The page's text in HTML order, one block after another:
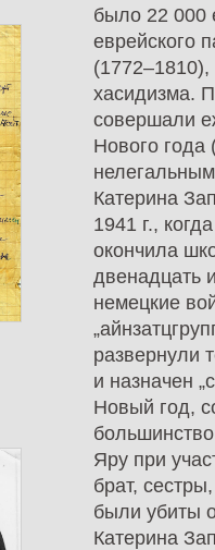
было 22 000
еврейского
хасидизма.
совершали
Нового года
Катерина
1941 г.,
окончила
двенадцать
немецкие
развернули
и назначен
Новый год,
Яру при
брат,
были убиты
Катерина